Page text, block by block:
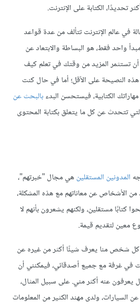
تحديدًا، الكتابة على الإنترنت.
في عالم الإنترنت تتألف من عدة قواعد
واحد فقط، هو البساطة والابتعاد عن
أن تستثمر المزيد من وقتك في تعلم كيف
هذه النصيحة على الأقل؛ أما في حال كنت
الكتابية، فيستحسن البدءبالبحث عن
تتحدث عن كل ما يتعلق بكتابة المحتوى
المدونين المستقلينهي مجال "خبرتهم"،
الأشخاص عن معاناتهم مع هذه المشكلة،
كتابًا مستقلين، ولكنهم يشعرون بأنهم لا
معين لتقديم قيمة.
شخص منا يعرف شيئًا أكثر من غيره عن
في غرفة مع جميع أصدقائي، فيمكنني أن
يعرفون عنه أكثر مني. على سبيل المثال،
السيارات، ولدى مهند الكثير من المعلومات